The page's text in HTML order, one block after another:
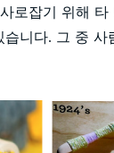
로잡기 위해
니다. 그 중